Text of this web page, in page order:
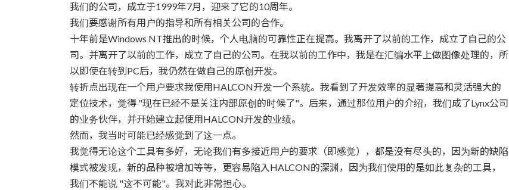
新
时
间：
我们的公司，成立于1999年7月，迎来了它的10周年。
我们要感谢所有用户的指导和所有相关公司的合作。
十年前是Windows NT推出的时候，个人电脑的可靠性正在提高。我离开了以前的工作，成立了自己的公
司。并离开了以前的工作，成立了自己的公司。在我以前的工作中，我是在汇编水平上做图像处理的，所
以即使在转到PC后，我仍然在做自己的原创开发。
转折点出现在一个用户要求我使用HALCON开发一个系统。我看到了开发效率的显著提高和灵活强大的
定位技术，觉得 "现在已经不是关注内部原创的时候了"。后来，通过那位用户的介绍，我们成了Lynx公司
的业务伙伴，并开始建立起使用HALCON开发的业绩。
然而，我当时可能已经感觉到了这一点。
我觉得无论这个工具有多好，无论我们有多接近用户的要求（即感觉），都是没有尽头的，因为新的缺陷
模式被发现，新的品种被增加等等，更容易陷入HALCON的深渊，因为我们使用的是如此复杂的工具，
我们不能说 "这不可能"。我对此非常担心。